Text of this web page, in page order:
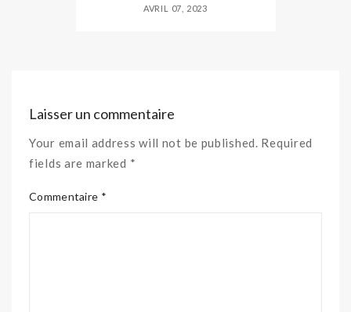
AVRIL 07, 2023
Laisser un commentaire
Your email address will not be published. Required
fields are marked *
Commentaire *